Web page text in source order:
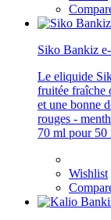
Siko Bankiz
Le eliquide
fruitée fraîche
et une bonne
rouges -
70 ml pour 50
Wishlist